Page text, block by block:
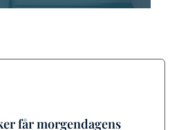
får morgendagens